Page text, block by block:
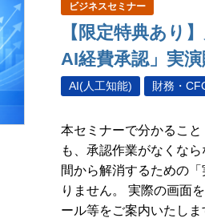
ビジネスセミナー
【限定特典あり
AI経費承認」実
AI(人工知能) 財務・
本セミナーで分かるこ
も、承認作業がなくな
間から解消するための
りません。 実際の画面
ール等をご案内いたし